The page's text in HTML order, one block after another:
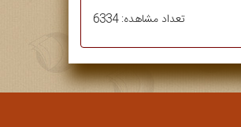
تعداد مشاهده: 6334